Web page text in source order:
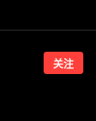
关注